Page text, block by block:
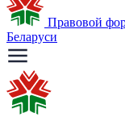
Правовой
Беларуси